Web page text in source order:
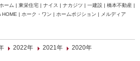
ーム | 東栄住宅 | ナイス | ナカジツ | 一建設 | 橋本不動産 |
| ホーク・ワン | ホームポジション | メルディア
2022年 2021年 2020年